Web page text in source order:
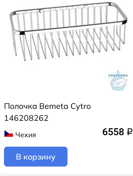
Полочка Bemeta Cytro
146208262
Чехия 6558 q
В корзину